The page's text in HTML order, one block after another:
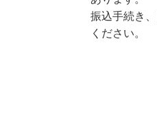
振込手続き
ください。